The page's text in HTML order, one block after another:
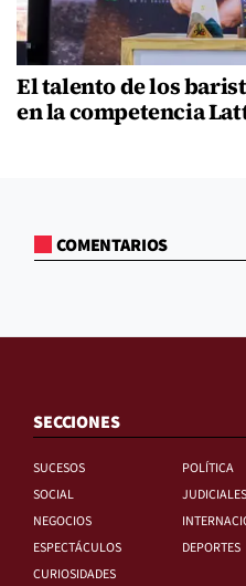
El talento de los
en la competencia
COMENTARIOS
SECCIONES
SUCESOS
POLÍTICA
SOCIAL
JUDICIALES
NEGOCIOS
ESPECTÁCULOS
DEPORTES
CURIOSIDADES